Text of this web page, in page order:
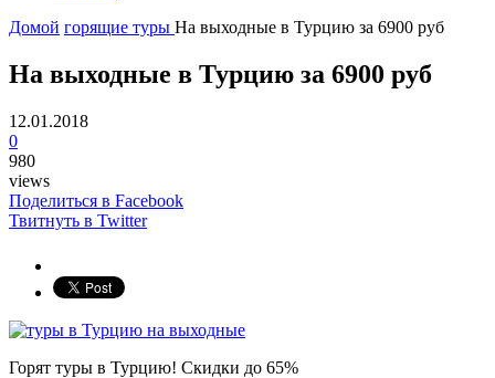
Домой горящие туры На выходные в Турцию за 6900 руб
На выходные в Турцию за 6900 руб
12.01.2018
0
980
views
Поделиться в Facebook
Твитнуть в Twitter
Горят туры в Турцию! Скидки до 65%